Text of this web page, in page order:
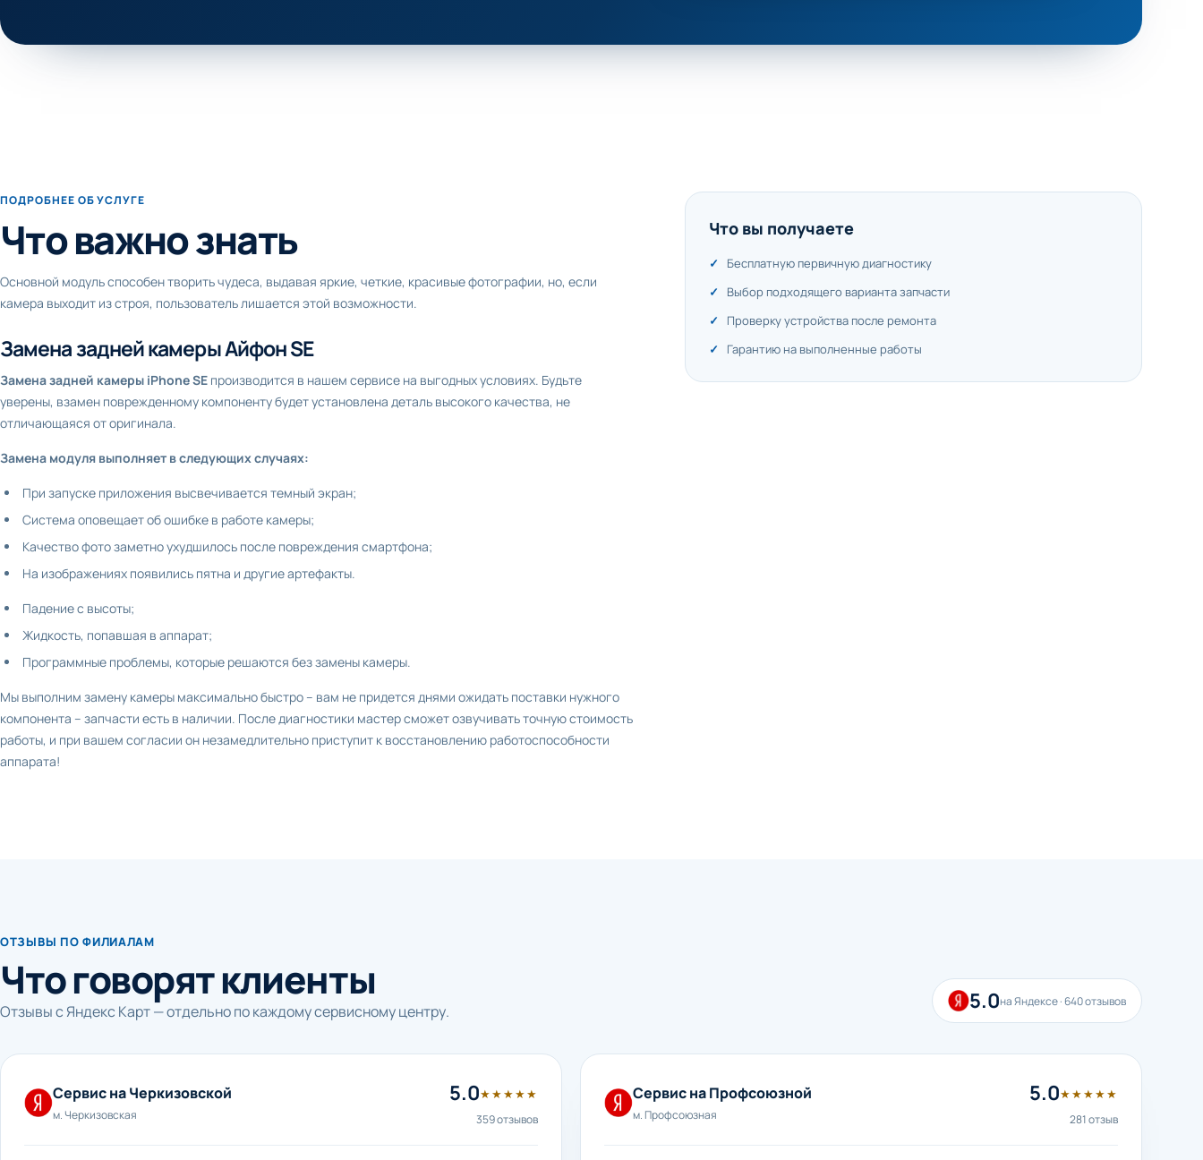
ПОДРОБНЕЕ ОБ УСЛУГЕ
Что важно знать
Основной модуль способен творить чудеса, выдавая яркие, четкие, красивые фотографии, но, если
камера выходит из строя, пользователь лишается этой возможности.
Замена задней камерыАйфонSE
Замена задней камеры iPhoneSE производится в нашем сервисе на выгодных условиях. Будьте
уверены, взамен поврежденному компоненту будет установлена деталь высокого качества, не
отличающаяся от оригинала.
Замена модуля выполняет в следующих случаях:
При запуске приложения высвечивается темный экран;
Система оповещает об ошибке в работе камеры;
Качество фото заметно ухудшилось после повреждения смартфона;
На изображениях появились пятна и другие артефакты.
Падение с высоты;
Жидкость, попавшая в аппарат;
Программные проблемы, которые решаются без замены камеры.
Мы выполним замену камеры максимально быстро – вам не придется днями ожидать поставки нужного
компонента – запчасти есть в наличии. После диагностики мастер сможет озвучивать точную стоимость
работы, и при вашем согласии он незамедлительно приступит к восстановлению работоспособности
аппарата!
Что вы получаете
Бесплатную первичную диагностику
Выбор подходящего варианта запчасти
Проверку устройства после ремонта
Гарантию на выполненные работы
ОТЗЫВЫ ПО ФИЛИАЛАМ
Что говорят клиенты
Отзывы с Яндекс Карт — отдельно по каждому сервисному центру. 5.0на Яндексе · 640 отзывов
Сервис на Черкизовской
м. Черкизовская
5.0★★★★★
359 отзывов
Сервис на Профсоюзной
м. Профсоюзная
5.0★★★★★
281 отзыв